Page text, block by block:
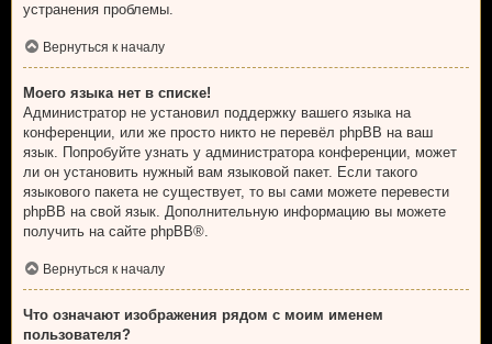
устранения проблемы.
Вернуться к началу
Моего языка нет в списке!
Администратор не установил поддержку вашего языка на
конференции, или же просто никто не перевёл phpBB на ваш
язык. Попробуйте узнать у администратора конференции, может
ли он установить нужный вам языковой пакет. Если такого
языкового пакета не существует, то вы сами можете перевести
phpBB на свой язык. Дополнительную информацию вы можете
получить на сайте phpBB®.
Вернуться к началу
Что означают изображения рядом с моим именем
пользователя?